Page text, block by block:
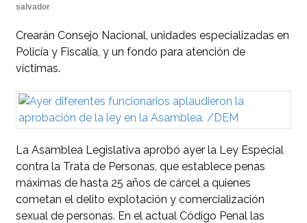
salvador
Crearán Consejo Nacional, unidades especializadas en
Policía y Fiscalía, y un fondo para atención de
víctimas.
La Asamblea Legislativa aprobó ayer la Ley Especial
contra la Trata de Personas, que establece penas
máximas de hasta 25 años de cárcel a quienes
cometan el delito explotación y comercialización
sexual de personas. En el actual Código Penal las